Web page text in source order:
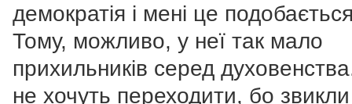
демократія і мені це
Тому, можливо, у неї так мало
прихильників серед
не хочуть переходити, бо